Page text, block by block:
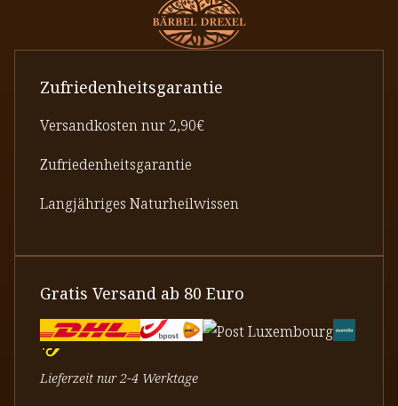
Zufriedenheitsgarantie
Versandkosten nur 2,90€
Zufriedenheitsgarantie
Langjähriges Naturheilwissen
Gratis Versand ab 80 Euro
Lieferzeit nur 2-4 Werktage